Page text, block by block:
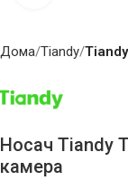
Дома Tiandy
Носач Tiandy
камера